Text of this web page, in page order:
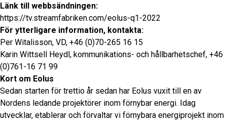
Länk till webbsändningen:
https://tv.streamfabriken.com/eolus-q1-2022
För ytterligare information, kontakta:
Per Witalisson, VD, +46 (0)70-265 16 15
Karin Wittsell Heydl, kommunikations- och hållbarhetschef, +46
(0)761-16 71 99
Kort om Eolus
Sedan starten för trettio år sedan har Eolus vuxit till en av
Nordens ledande projektörer inom förnybar energi. Idag
utvecklar, etablerar och förvaltar vi förnybara energiprojekt inom